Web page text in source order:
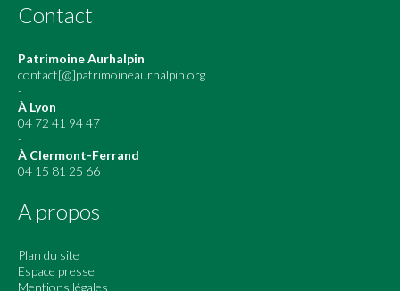
Contact
Patrimoine Aurhalpin
contact[@]patrimoineaurhalpin.org
-
À Lyon
04 72 41 94 47
-
À Clermont-Ferrand
04 15 81 25 66
A propos
Plan du site
Espace presse
Mentions légales